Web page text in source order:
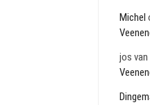
Michel
jos